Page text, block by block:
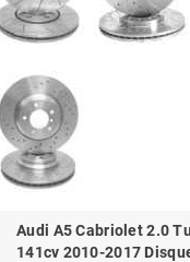
Audi A5 Cabriolet 2.0
141cv 2010-2017